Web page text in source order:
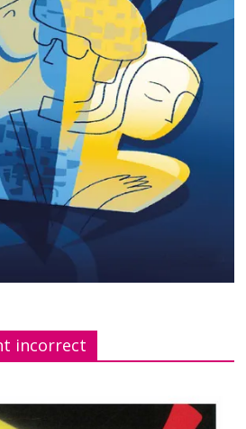
incorrect